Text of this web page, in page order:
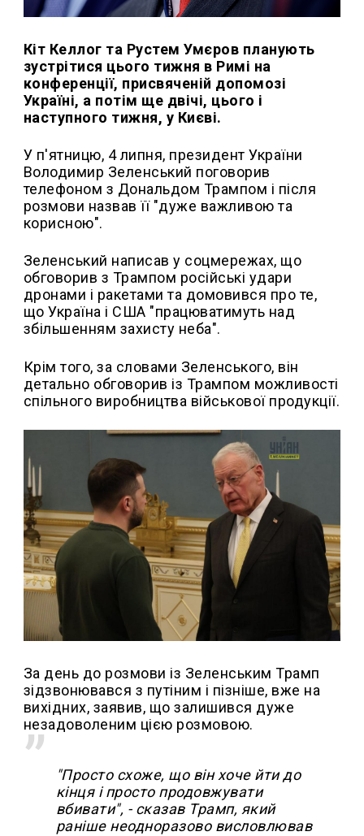
Кіт Келлог та Рустем Умєров планують
зустрітися цього тижня в Римі на
конференції, присвяченій допомозі
Україні, а потім ще двічі, цього і
наступного тижня, у Києві.
У п'ятницю, 4 липня, президент України
Володимир Зеленський поговорив
телефоном з Дональдом Трампом і після
розмови назвав її "дуже важливою та
корисною".
Зеленський написав у соцмережах, що
обговорив з Трампом російські удари
дронами і ракетами та домовився про те,
що Україна і США "працюватимуть над
збільшенням захисту неба".
Крім того, за словами Зеленського, він
детально обговорив із Трампом можливості
спільного виробництва військової продукції.
За день до розмови із Зеленським Трамп
зідзвонювався з путіним і пізніше, вже на
вихідних, заявив, що залишився дуже
незадоволеним цією розмовою.
"Просто схоже, що він хоче йти до
кінця і просто продовжувати
вбивати", - сказав Трамп, який
раніше неодноразово висловлював